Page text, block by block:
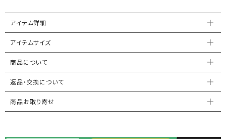
アイテム詳細
アイテムサイズ
商品について
返品・交換について
商品お取り寄せ